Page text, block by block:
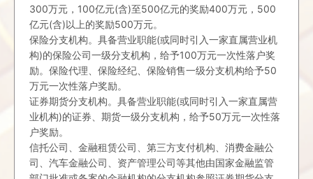
300万元，100亿元(含)至500亿元的奖励400万元，500
亿元(含)以上的奖励500万元。
保险分支机构。具备营业职能(或同时引入一家直属营业机
构)的保险公司一级分支机构，给予100万元一次性落户奖
励。保险代理、保险经纪、保险销售一级分支机构给予50
万元一次性落户奖励。
证券期货分支机构。具备营业职能(或同时引入一家直属营
业机构)的证券、期货一级分支机构，给予50万元一次性落
户奖励。
信托公司、金融租赁公司、第三方支付机构、消费金融公
司、汽车金融公司、资产管理公司等其他由国家金融监管